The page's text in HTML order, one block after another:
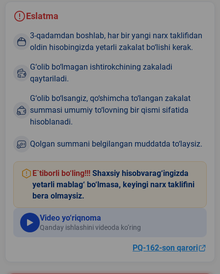
Eslatma
3-qadamdan boshlab, har bir yangi narx taklifidan
oldin hisobingizda yetarli zakalat bo‘lishi kerak.
G‘olib bo‘lmagan ishtirokchining zakaladi
qaytariladi.
G‘olib bo‘lsangiz, qo‘shimcha to‘langan zakalat
summasi umumiy to‘lovning bir qismi sifatida
hisoblanadi.
Qolgan summani belgilangan muddatda to‘laysiz.
E`tiborli bo‘ling!!! Shaxsiy hisobvarag‘ingizda
yetarli mablag‘ bo‘lmasa, keyingi narx taklifini
bera olmaysiz.
Video yo‘riqnoma
Qanday ishlashini videoda ko‘ring
PQ-162-son qarori